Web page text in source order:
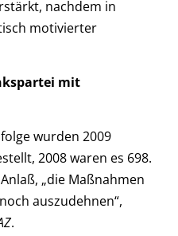
nachdem in
motivierter
mit
wurden 2009
2008 waren es 698.
„die Maßnahmen
auszudehnen“,
.